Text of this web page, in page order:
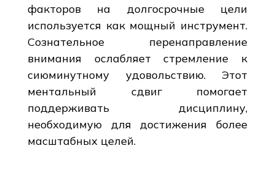
факторов на долгосрочные цели
используется как мощный инструмент.
Сознательное перенаправление
внимания ослабляет стремление к
сиюминутному удовольствию. Этот
ментальный сдвиг помогает
поддерживать дисциплину,
необходимую для достижения более
масштабных целей.